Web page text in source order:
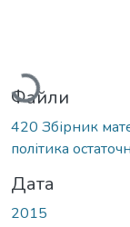
Вантажиться...
Файли
420 Збірник
політика
Дата
2015